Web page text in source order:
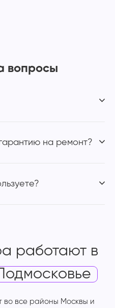
вопросы
на ремонт?
работают в
Подмосковье
все районы Москвы и